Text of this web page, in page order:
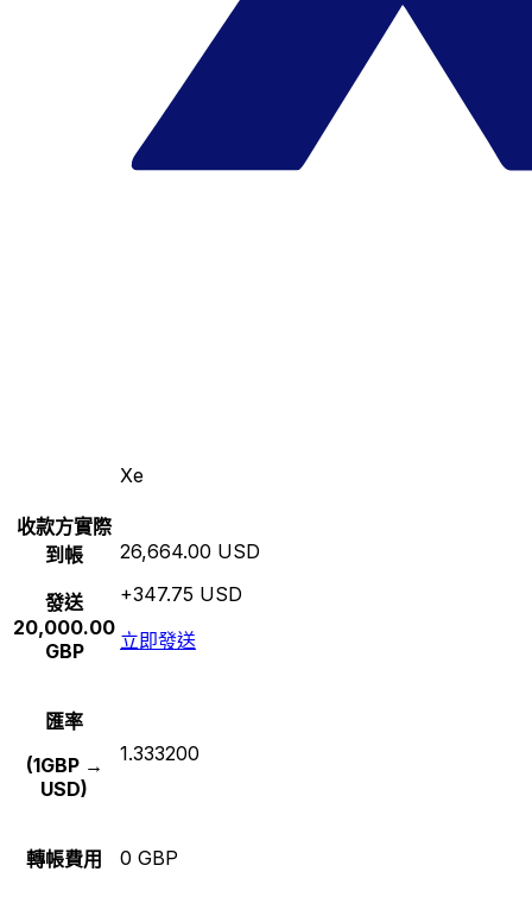
Xe
收款方實際
到帳
發送
20,000.00
GBP
26,664.00 USD
+347.75 USD
立即發送
匯率
(1GBP →
USD)
1.333200
轉帳費用 0 GBP